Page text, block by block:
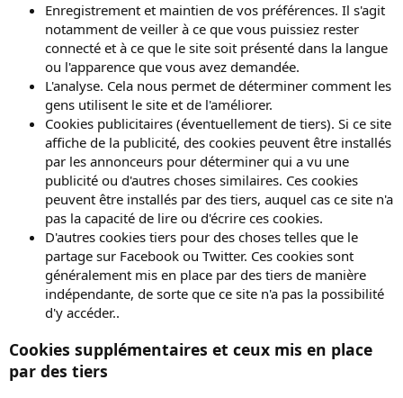
Enregistrement et maintien de vos préférences. Il s'agit
notamment de veiller à ce que vous puissiez rester
connecté et à ce que le site soit présenté dans la langue
ou l'apparence que vous avez demandée.
L'analyse. Cela nous permet de déterminer comment les
gens utilisent le site et de l'améliorer.
Cookies publicitaires (éventuellement de tiers). Si ce site
affiche de la publicité, des cookies peuvent être installés
par les annonceurs pour déterminer qui a vu une
publicité ou d'autres choses similaires. Ces cookies
peuvent être installés par des tiers, auquel cas ce site n'a
pas la capacité de lire ou d'écrire ces cookies.
D'autres cookies tiers pour des choses telles que le
partage sur Facebook ou Twitter. Ces cookies sont
généralement mis en place par des tiers de manière
indépendante, de sorte que ce site n'a pas la possibilité
d'y accéder..
Cookies supplémentaires et ceux mis en place
par des tiers